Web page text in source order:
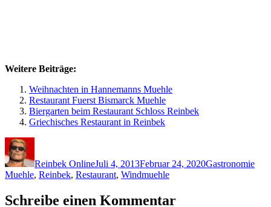
Weitere Beiträge:
Weihnachten in Hannemanns Muehle
Restaurant Fuerst Bismarck Muehle
Biergarten beim Restaurant Schloss Reinbek
Griechisches Restaurant in Reinbek
Reinbek OnlineJuli 4, 2013Februar 24, 2020Gastronomie
Muehle, Reinbek, Restaurant, Windmuehle
Schreibe einen Kommentar